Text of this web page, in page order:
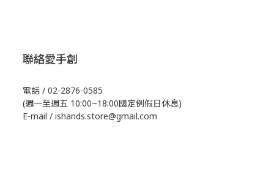
聯絡愛手創
電話 / 02-2876-0585
(週一至週五 10:00~18:00國定例假日休息)
E-mail / ishands.store@gmail.com